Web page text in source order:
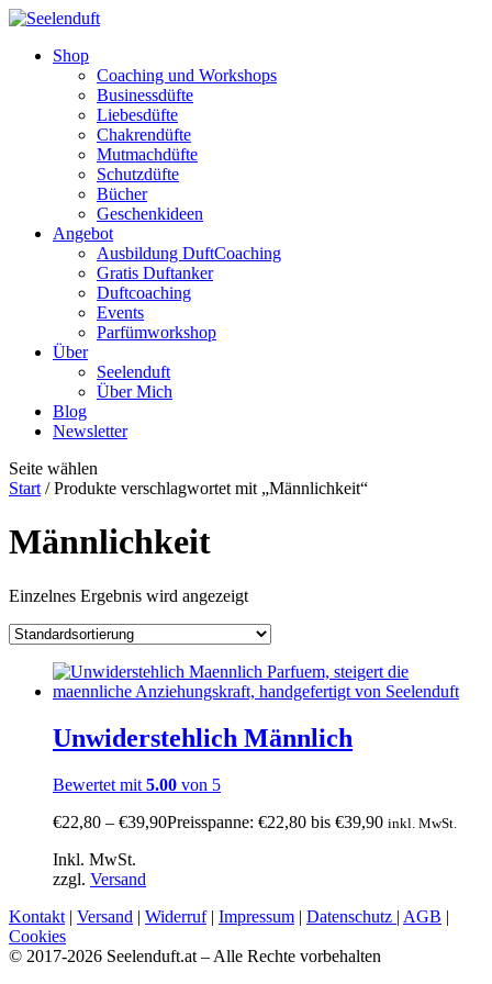
Shop
Coaching und Workshops
Businessdüfte
Liebesdüfte
Chakrendüfte
Mutmachdüfte
Schutzdüfte
Bücher
Geschenkideen
Angebot
Ausbildung DuftCoaching
Gratis Duftanker
Duftcoaching
Events
Parfümworkshop
Über
Seelenduft
Über Mich
Blog
Newsletter
Seite wählen
Start / Produkte verschlagwortet mit „Männlichkeit“
Männlichkeit
Einzelnes Ergebnis wird angezeigt
Unwiderstehlich Männlich
Bewertet mit 5.00 von 5
€22,80 – €39,90Preisspanne: €22,80 bis €39,90 inkl. MwSt.
Inkl. MwSt.
zzgl. Versand
Kontakt | Versand | Widerruf| Impressum | Datenschutz | AGB |
Cookies
© 2017-2026 Seelenduft.at – Alle Rechte vorbehalten